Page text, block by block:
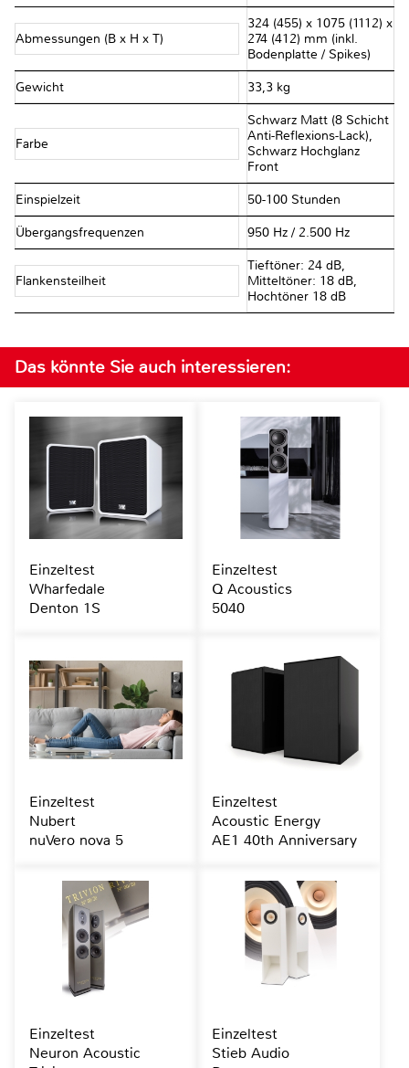
Abmessungen (B x H x T)
324 (455) x 1075 (1112) x
274 (412) mm (inkl.
Bodenplatte / Spikes)
Gewicht 33,3 kg
Farbe
Schwarz Matt (8 Schicht
Anti-Reflexions-Lack),
Schwarz Hochglanz
Front
Einspielzeit 50-100 Stunden
Übergangsfrequenzen 950 Hz / 2.500 Hz
Flankensteilheit
Tieftöner: 24 dB,
Mitteltöner: 18 dB,
Hochtöner 18 dB
Das könnte Sie auch interessieren:
Einzeltest
Wharfedale
Denton 1S
Einzeltest
Q Acoustics
5040
Einzeltest
Nubert
nuVero nova 5
Einzeltest
Acoustic Energy
AE1 40th Anniversary
Einzeltest
Neuron Acoustic
Einzeltest
Stieb Audio